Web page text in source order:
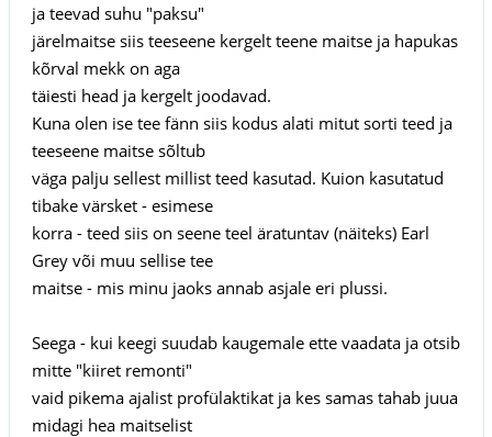
ja teevad suhu "paksu"
järelmaitse siis teeseene kergelt teene maitse ja hapukas
kõrval mekk on aga
täiesti head ja kergelt joodavad.
Kuna olen ise tee fänn siis kodus alati mitut sorti teed ja
teeseene maitse sõltub
väga palju sellest millist teed kasutad. Kuion kasutatud
tibake värsket - esimese
korra - teed siis on seene teel äratuntav (näiteks) Earl
Grey või muu sellise tee
maitse - mis minu jaoks annab asjale eri plussi.
Seega - kui keegi suudab kaugemale ette vaadata ja otsib
mitte "kiiret remonti"
vaid pikema ajalist profülaktikat ja kes samas tahab juua
midagi hea maitselist